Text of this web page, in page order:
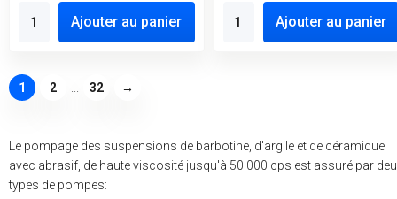
Ajouter au panier Ajouter au panier
1 2 ... 32 →
Le pompage des suspensions de barbotine, d'argile et de céramique
avec abrasif, de haute viscosité jusqu'à 50 000 cps est assuré par
types de pompes: